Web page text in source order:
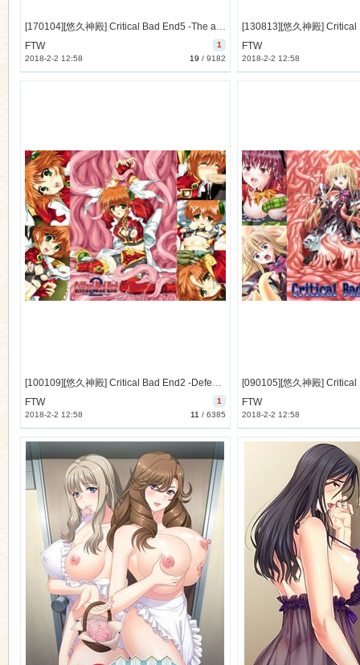
[170104][悠久神殿] Critical Bad End5 -The abyss of hope- Complete CG [16M Lossless] [RJ191411]
1
FTW
19 / 9182
2018-2-2 12:58
FTW
2018-2-2 12:58
[100109][悠久神殿] Critical Bad End2 -Defeated Assault Angel- Complete CG [13M Lossless] [RJ057392]
1
FTW
11 / 6385
2018-2-2 12:58
FTW
2018-2-2 12:58